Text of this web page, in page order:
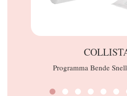
Programma Bende